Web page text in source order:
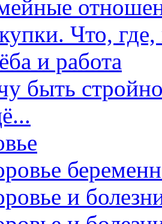
Что, где,
и работа
быть
и